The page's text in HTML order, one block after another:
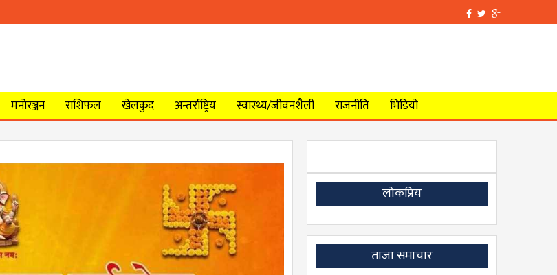
मनोरञ्जन राशिफल खेलकुद अन्तर्राष्ट्रिय स्वास्थ्य/जीवनशैली राजनीति भिडियो
लोकप्रिय
ताजा समाचार